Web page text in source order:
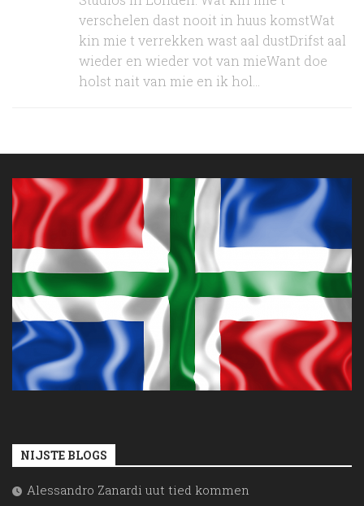
verschelen dast nooit in huus komstWat
kin mie t verrekken wast aal dustDrifst aal
wieder en wieder vot van mieWant doe
holst nait van mie en ik hol...
NIJSTE BLOGS
Alessandro Zanardi uut tied kommen